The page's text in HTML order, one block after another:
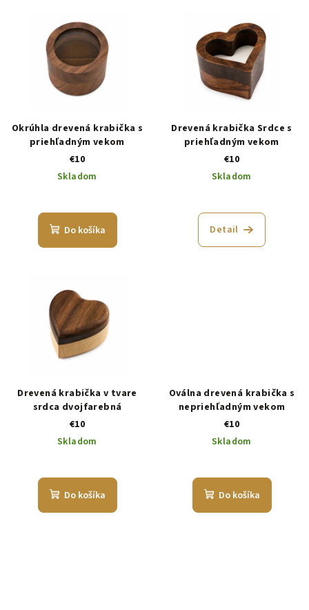
Okrúhla drevená krabička s
priehľadným vekom
€10
Skladom
Do košíka
Drevená krabička Srdce s
priehľadným vekom
€10
Skladom
Detail
Drevená krabička v tvare
srdca dvojfarebná
€10
Skladom
Do košíka
Oválna drevená krabička s
nepriehľadným vekom
€10
Skladom
Do košíka